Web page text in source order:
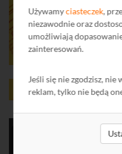
Używamyciasteczek,
niezawodnie oraz
umożliwiają
zainteresowań.
Jeśli się nie zgodzisz,
reklam, tylko nie będą